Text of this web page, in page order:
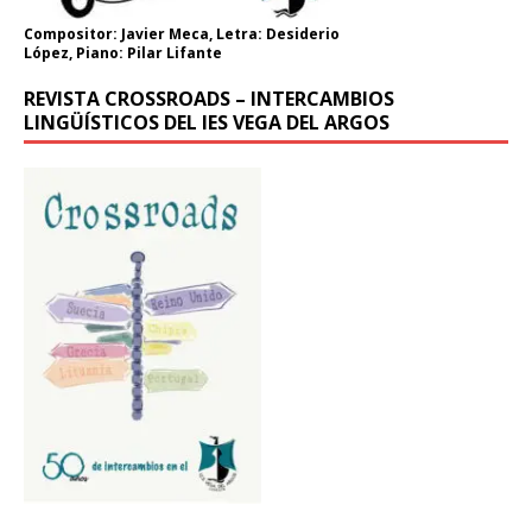
Compositor: Javier Meca, Letra: Desiderio
López, Piano: Pilar Lifante
REVISTA CROSSROADS – INTERCAMBIOS
LINGÜÍSTICOS DEL IES VEGA DEL ARGOS